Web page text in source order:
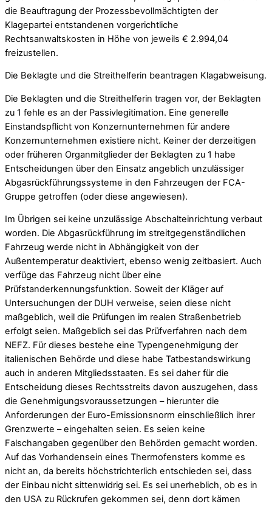
die Beauftragung der Prozessbevollmächtigten der
Klagepartei entstandenen vorgerichtliche
Rechtsanwaltskosten in Höhe von jeweils € 2.994,04
freizustellen.
Die Beklagte und die Streithelferin beantragen Klagabweisung.
Die Beklagten und die Streithelferin tragen vor, der Beklagten
zu 1 fehle es an der Passivlegitimation. Eine generelle
Einstandspflicht von Konzernunternehmen für andere
Konzernunternehmen existiere nicht. Keiner der derzeitigen
oder früheren Organmitglieder der Beklagten zu 1 habe
Entscheidungen über den Einsatz angeblich unzulässiger
Abgasrückführungssysteme in den Fahrzeugen der FCA-
Gruppe getroffen (oder diese angewiesen).
Im Übrigen sei keine unzulässige Abschalteinrichtung verbaut
worden. Die Abgasrückführung im streitgegenständlichen
Fahrzeug werde nicht in Abhängigkeit von der
Außentemperatur deaktiviert, ebenso wenig zeitbasiert. Auch
verfüge das Fahrzeug nicht über eine
Prüfstanderkennungsfunktion. Soweit der Kläger auf
Untersuchungen der DUH verweise, seien diese nicht
maßgeblich, weil die Prüfungen im realen Straßenbetrieb
erfolgt seien. Maßgeblich sei das Prüfverfahren nach dem
NEFZ. Für dieses bestehe eine Typengenehmigung der
italienischen Behörde und diese habe Tatbestandswirkung
auch in anderen Mitgliedsstaaten. Es sei daher für die
Entscheidung dieses Rechtsstreits davon auszugehen, dass
die Genehmigungsvoraussetzungen – hierunter die
Anforderungen der Euro-Emissionsnorm einschließlich ihrer
Grenzwerte – eingehalten seien. Es seien keine
Falschangaben gegenüber den Behörden gemacht worden.
Auf das Vorhandensein eines Thermofensters komme es
nicht an, da bereits höchstrichterlich entschieden sei, dass
der Einbau nicht sittenwidrig sei. Es sei unerheblich, ob es in
den USA zu Rückrufen gekommen sei, denn dort kämen